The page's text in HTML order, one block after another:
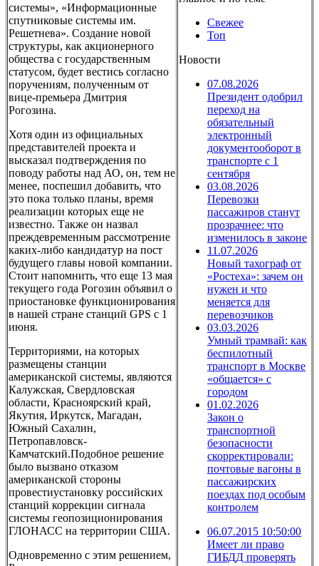
системы», «Информационные
спутниковые системы им.
Решетнева». Создание новой
структуры, как акционерного
общества с государственным
статусом, будет вестись согласно
поручениям, полученным от
вице-премьера Дмитрия
Рогозина.
Хотя один из официальных
представителей проекта и
высказал подтверждения по
поводу работы над АО, он, тем не
менее, поспешил добавить, что
это пока только планы, время
реализации которых еще не
известно. Также он назвал
преждевременным рассмотрение
каких-либо кандидатур на пост
будущего главы новой компании.
Стоит напомнить, что еще 13 мая
текущего года Рогозин объявил о
приостановке функционирования
в нашей стране станций GPS с 1
июня.
Территориями, на которых
размещены станции
американской системы, являются
Калужская, Свердловская
области, Красноярский край,
Якутия, Иркутск, Магадан,
Южный Сахалин,
Петропавловск-
Камчатский.Подобное решение
было вызвано отказом
американской стороны
провестиустановку российских
станций коррекции сигнала
системы геопозиционирования
ГЛОНАСС на территории США.
Одновременно с этим решением,
Свежее
Топ
Новости
07.08.2026
Президент одобрил
переход на
обязательный
электронный
документооборот в
транспорте с 1
сентября
03.08.2026
Перевозки
пассажиров станут
прозрачнее: что
изменилось в законе
11.07.2026
Новый тахограф от
«Ростеха»: зачем он
нужен и что
меняется для
перевозчиков
03.03.2026
Умный трамвай: как
беспилотный
транспорт в Москве
«общается» с
городом
01.02.2026
Закон о
транспортной
безопасности
скорректировали:
почтовые вагоны в
пассажирских
поездах под особым
контролем
06.07.2015 10:50:00
Имеет ли право
ГИБДД проверять